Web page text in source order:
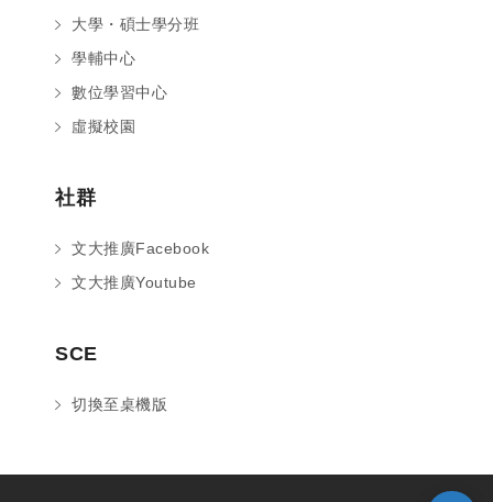
大學・碩士學分班
學輔中心
數位學習中心
虛擬校園
社群
文大推廣Facebook
文大推廣Youtube
SCE
切換至桌機版